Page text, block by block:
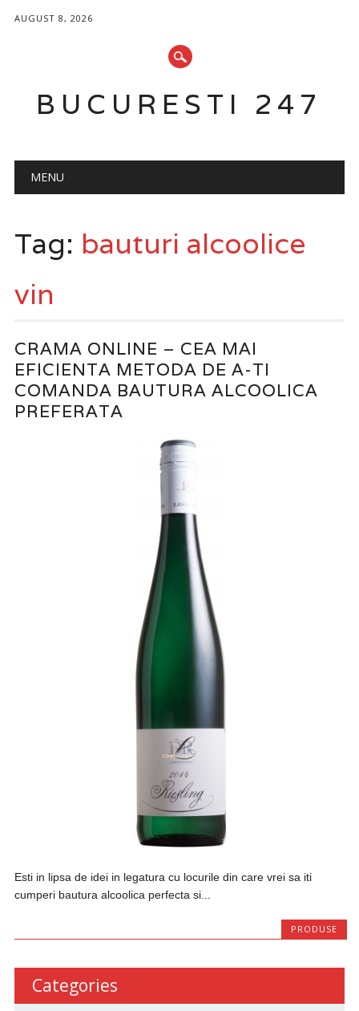
AUGUST 8, 2026
BUCURESTI 247
Main menu
MENU
Tag: bauturi alcoolice
vin
CRAMA ONLINE – CEA MAI
EFICIENTA METODA DE A-TI
COMANDA BAUTURA ALCOOLICA
PREFERATA
Esti in lipsa de idei in legatura cu locurile din care vrei sa iti
cumperi bautura alcoolica perfecta si...
PRODUSE
Categories